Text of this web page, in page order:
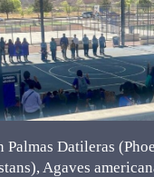
Palmas Datileras
Agaves